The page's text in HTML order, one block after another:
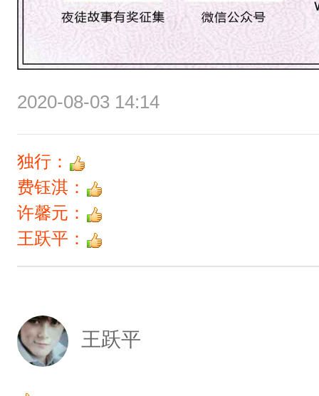
2020-08-03 14:14
独行：
费钰淇：
许馨元：
王跃平：
王跃平